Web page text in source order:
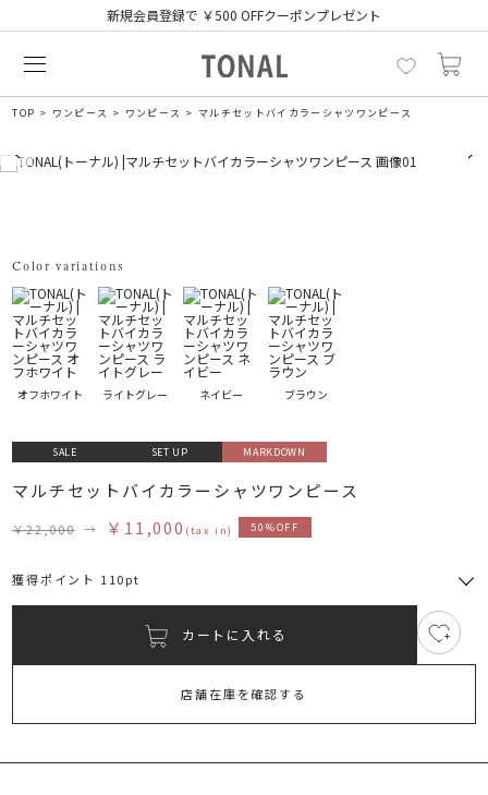
新規会員登録で ￥500 OFFクーポンプレゼント
TOP ワンピース ワンピース マルチセットバイカラーシャツワンピース
Color variations
オフホワイト ライトグレー ネイビー ブラウン
SALE SET UP MARKDOWN
マルチセットバイカラーシャツワンピース
￥22,000 → ￥11,000 (tax in) 50%OFF
獲得ポイント 110pt
ポイント
旧 MS PASSPORTポイント
カートに入れる
店舗在庫を確認する